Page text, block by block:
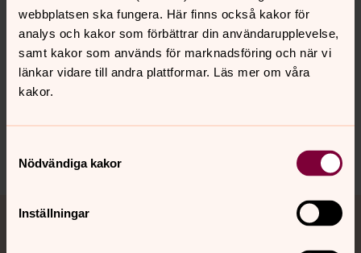
webbplatsen ska fungera. Här finns också kakor för
analys och kakor som förbättrar din användarupplevelse,
samt kakor som används för marknadsföring och när vi
länkar vidare till andra plattformar. Läs mer om våra
kakor.
Nödvändiga kakor
Inställningar
Senast ändrad 1 februari 2018
Dela